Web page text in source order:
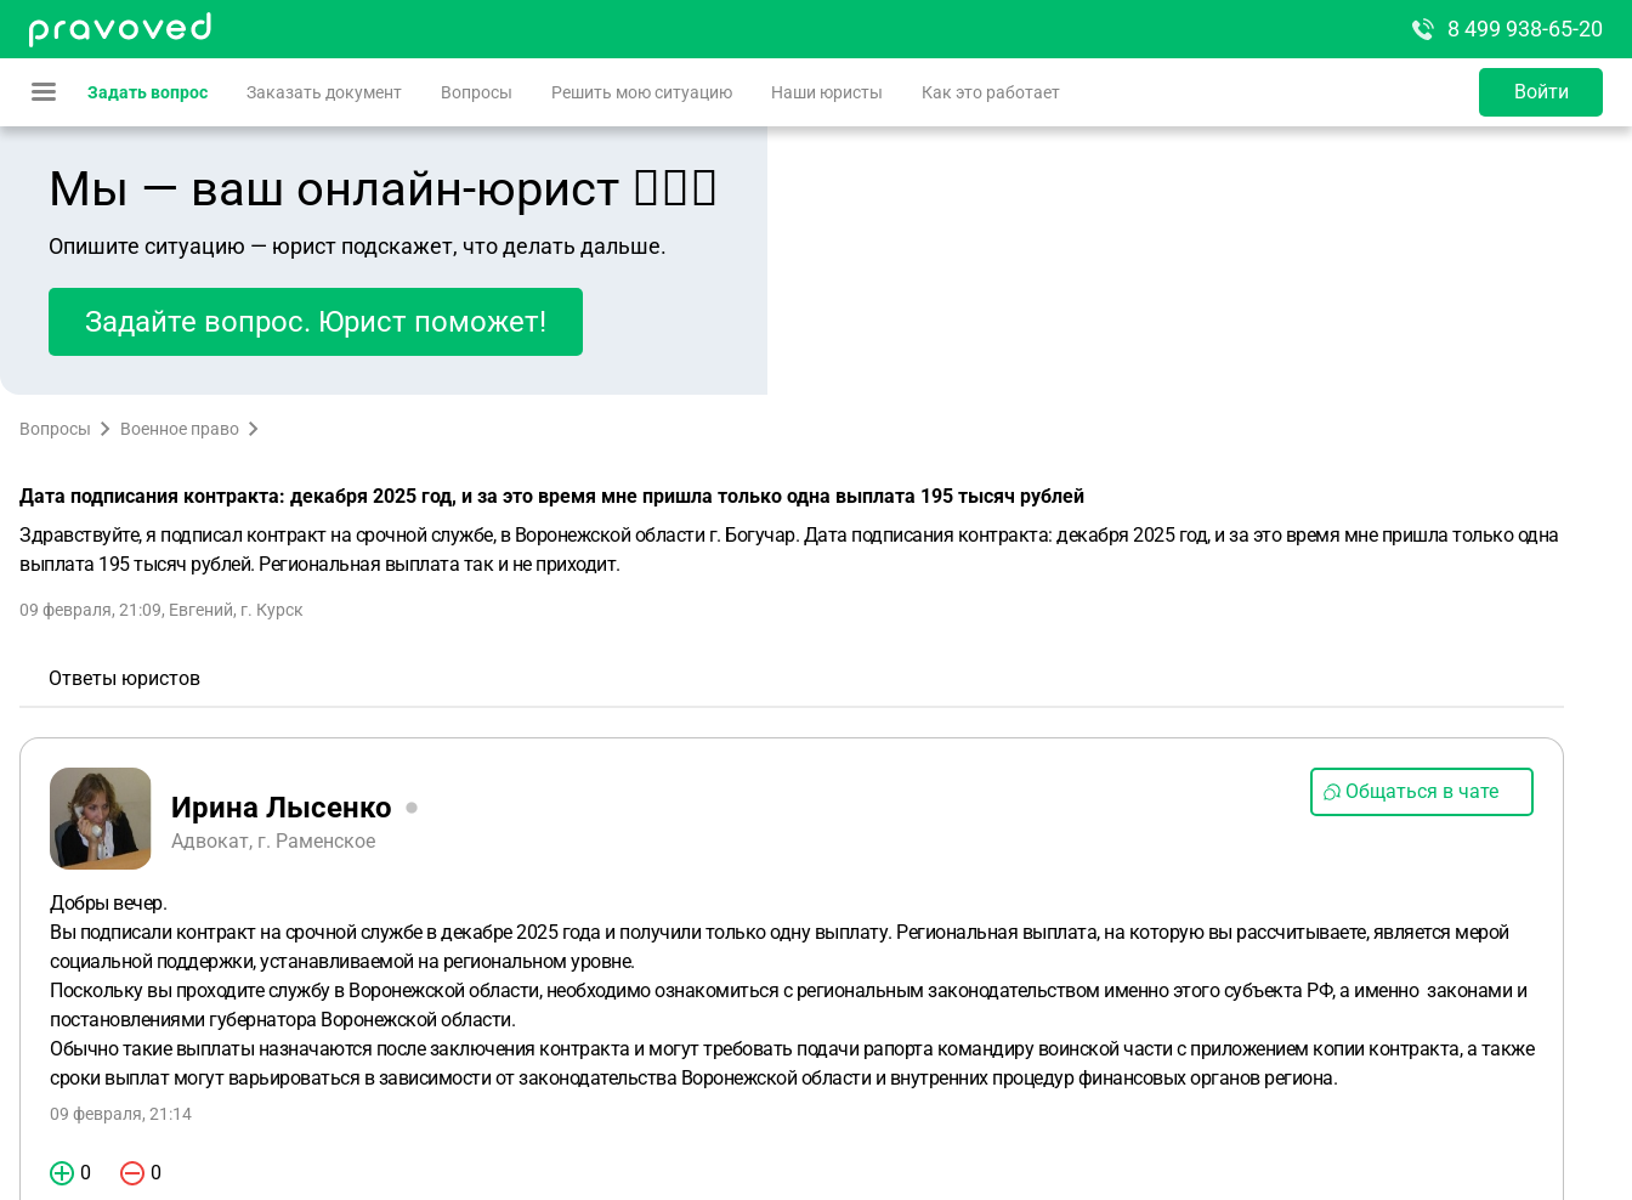
8 499 938-65-20
Задать вопрос Заказать документ Вопросы Решить мою ситуацию Наши юристы Как это работает Войти
Мы — ваш онлайн-юрист 👨🏻‍⚖️
Опишите ситуацию — юрист подскажет, что делать дальше.
Задайте вопрос. Юрист поможет!
Вопросы Военное право
Дата подписания контракта: декабря 2025 год, и за это время мне пришла только одна выплата 195 тысяч рублей
Здравствуйте, я подписал контракт на срочной службе, в Воронежской области г. Богучар. Дата подписания контракта: декабря 2025 год, и за это время мне пришла только одна
выплата 195 тысяч рублей. Региональная выплата так и не приходит.
09 февраля, 21:09, Евгений, г. Курск
Ответы юристов
Ирина Лысенко
Адвокат, г. Раменское
Общаться в чате
Добры вечер.
Вы подписали контракт на срочной службе в декабре 2025 года и получили только одну выплату. Региональная выплата, на которую вы рассчитываете, является мерой
социальной поддержки, устанавливаемой на региональном уровне.
Поскольку вы проходите службу в Воронежской области, необходимо ознакомиться с региональным законодательством именно этого субъекта РФ, а именно законами и
постановлениями губернатора Воронежской области.
Обычно такие выплаты назначаются после заключения контракта и могут требовать подачи рапорта командиру воинской части с приложением копии контракта, а также
сроки выплат могут варьироваться в зависимости от законодательства Воронежской области и внутренних процедур финансовых органов региона.
09 февраля, 21:14
0 0